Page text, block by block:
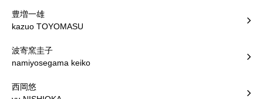
豊増一雄
kazuo TOYOMASU
波寄窯圭子
namiyosegama keiko
西岡悠